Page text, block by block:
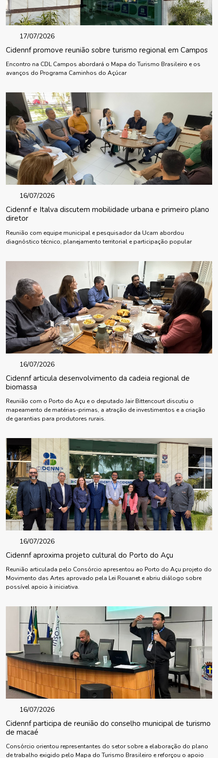
17/07/2026
Cidennf promove reunião sobre turismo regional em Campos
Encontro na CDL Campos abordará o Mapa do Turismo Brasileiro e os
avanços do Programa Caminhos do Açúcar
16/07/2026
Cidennf e Italva discutem mobilidade urbana e primeiro plano
diretor
Reunião com equipe municipal e pesquisador da Ucam abordou
diagnóstico técnico, planejamento territorial e participação popular
16/07/2026
Cidennf articula desenvolvimento da cadeia regional de
biomassa
Reunião com o Porto do Açu e o deputado Jair Bittencourt discutiu o
mapeamento de matérias-primas, a atração de investimentos e a criação
de garantias para produtores rurais.
16/07/2026
Cidennf aproxima projeto cultural do Porto do Açu
Reunião articulada pelo Consórcio apresentou ao Porto do Açu projeto do
Movimento das Artes aprovado pela Lei Rouanet e abriu diálogo sobre
possível apoio à iniciativa.
16/07/2026
Cidennf participa de reunião do conselho municipal de turismo
de macaé
Consórcio orientou representantes do setor sobre a elaboração do plano
de trabalho exigido pelo Mapa do Turismo Brasileiro e reforçou o apoio